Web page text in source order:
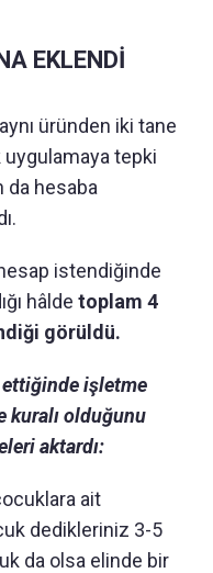
EKLENDİ
üründen iki tane
tepki
da hesaba
istendiğinde
hâlde toplam 4
görüldü.
işletme
kuralı olduğunu
aktardı:
ait
dedikleriniz 3-5
da olsa elinde bir